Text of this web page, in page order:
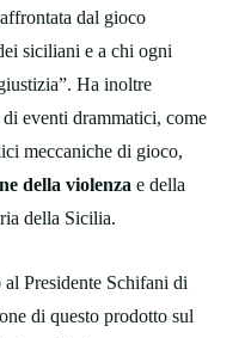
dal gioco
siciliani e a chi ogni
Ha inoltre
eventi drammatici, come
meccaniche di gioco,
della violenza e della
della Sicilia.
Presidente Schifani di
di questo prodotto sul